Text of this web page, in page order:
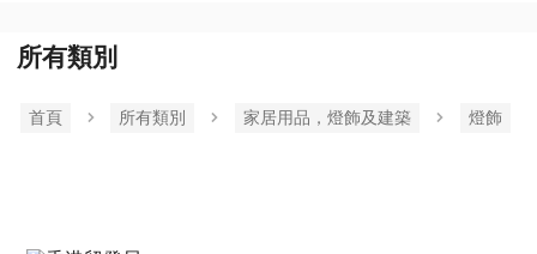
所有類別
首頁 所有類別 家居用品，燈飾及建築 燈飾